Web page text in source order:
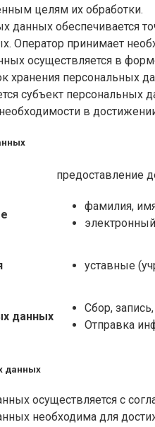
целям их обработки.
данных обеспечивается
Оператор принимает
осуществляется в
хранения персональных
субъект
в
предоставление
фамилия,
уставные
данных
Сбор,
Отправка
данных
осуществляется с
необходима для